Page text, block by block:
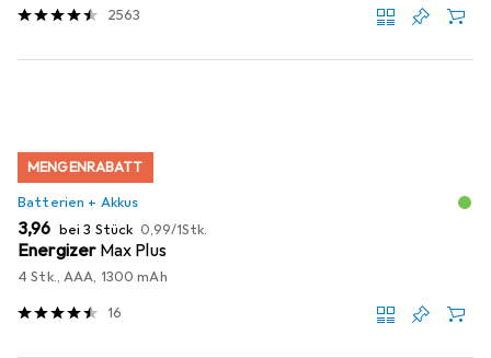
2563
MENGENRABATT
Batterien + Akkus
EUR
3,96 bei 3 Stück EUR
0,99/1Stk.
Energizer Max Plus
4 Stk., AAA, 1300 mAh
16